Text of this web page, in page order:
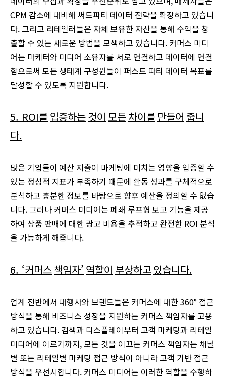
CPM 감소에 대비해 써드파티 데이터 전략을 확장하고 있습니
다. 그리고 리테일러들은 자체 보유한 자산을 통해 수익을 창
출할 수 있는 새로운 방법을 모색하고 있습니다. 커머스 미디
어는 마케터와 미디어 소유자를 서로 연결하고 데이터에 연결
함으로써 모든 생태계 구성원들이 퍼스트 파티 데이터 목표를
달성할 수 있도록 지원합니다.
5. ROI를입증하는것이 모든차이를 만들어 줍니
다.
많은 기업들이 예산 지출이 마케팅에 미치는 영향을 입증할 수
있는 정성적 지표가 부족하기 때문에 활동 성과를 구체적으로
분석하고 충분한 정보를 바탕으로 향후 예산을 정의할 수 없습
니다. 그러나 커머스 미디어는 폐쇄 루프형 보고 기능을 제공
하여 상품 판매에 대한 광고 비용을 추적하고 완전한 ROI 분석
을 가능하게 해줍니다.
6. ‘커머스책임자’ 역할이 부상하고있습니다.
업계 전반에서 대행사와 브랜드들은 커머스에 대한 360° 접근
방식을 통해 비즈니스 성장을 지원하는 커머스 책임자를 고용
하고 있습니다. 검색과 디스플레이부터 고객 마케팅과 리테일
미디어에 이르기까지, 모든 것을 이끄는 커머스 책임자는 채널
별 또는 리테일별 마케팅 접근 방식이 아니라 고객 기반 접근
방식을 우선시합니다. 커머스 미디어는 이러한 역할을 수행하